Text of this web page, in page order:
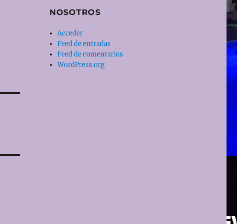
NOSOTROS
Acceder
Feed de entradas
Feed de comentarios
WordPress.org